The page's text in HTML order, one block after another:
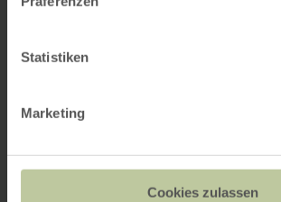
Statistiken
Marketing
Cookies zulassen